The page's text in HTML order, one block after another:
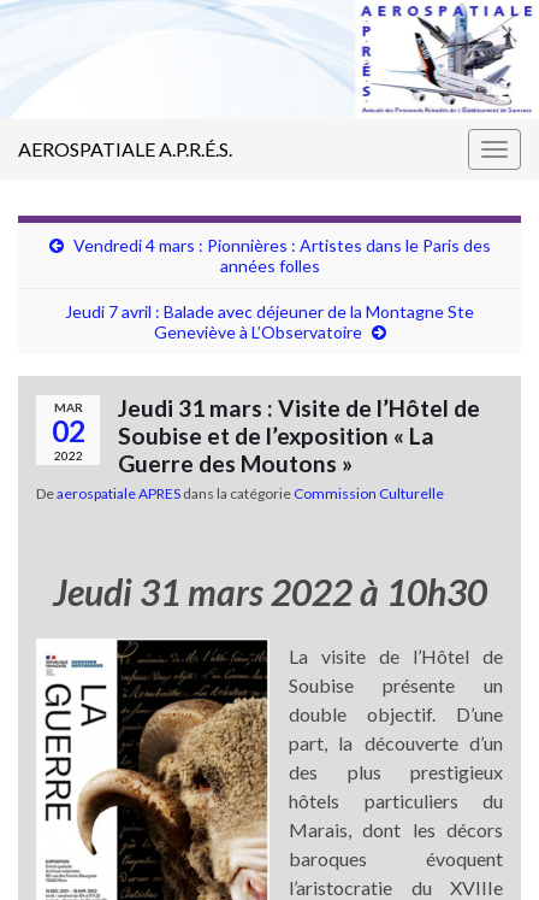
AEROSPATIALE A.P.R.É.S.
Vendredi 4 mars : Pionnières : Artistes dans le Paris des
années folles
Jeudi 7 avril : Balade avec déjeuner de la Montagne Ste
Geneviève à L’Observatoire
MAR
02
2022
Jeudi 31 mars : Visite de l’Hôtel de
Soubise et de l’exposition « La
Guerre des Moutons »
Deaerospatiale APRES dans la catégorie Commission Culturelle
Jeudi 31 mars 2022 à 10h30
La visite de l’Hôtel de
Soubise présente un
double objectif. D’une
part, la découverte d’un
des plus prestigieux
hôtels particuliers du
Marais, dont les décors
baroques évoquent
l’aristocratie du XVIIIe